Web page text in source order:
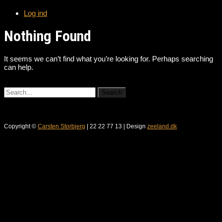
Log ind
Nothing Found
It seems we can’t find what you’re looking for. Perhaps searching
can help.
Copyright © Carsten Storbjerg | 22 22 77 13 | Design zeeland.dk